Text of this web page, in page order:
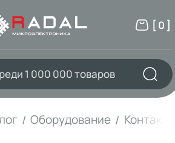
[ 0 ]
Оборудование